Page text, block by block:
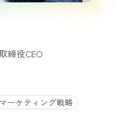
締役CEO
マーケティング戦略